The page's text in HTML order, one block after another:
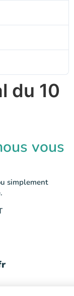
du 10
vous
simplement